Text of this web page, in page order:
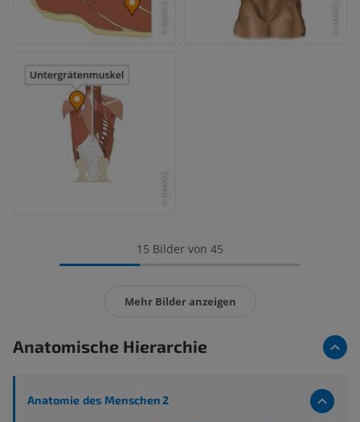
15 Bilder von 45
Mehr Bilder anzeigen
Anatomische Hierarchie
Anatomie des Menschen 2